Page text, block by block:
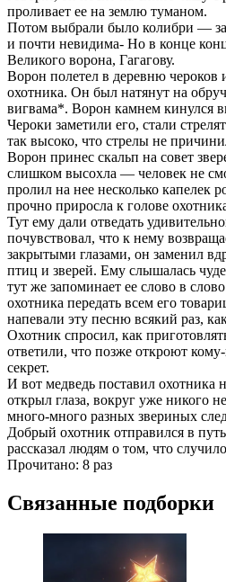
проливает ее на землю туманом.
Потом выбрали было колибри — за
и почти невидима- Но в конце
Великого ворона, Гагагову.
Ворон полетел в деревню чероков
охотника. Он был натянут на
вигвама*. Ворон камнем кинулся
Чероки заметили его, стали
так высоко, что стрелы не
Ворон принес скальп на совет
слишком высохла — человек не
пролил на нее несколько капелек
прочно приросла к голове
Тут ему дали отведать
почувствовал, что к нему
закрытыми глазами, он заменил
птиц и зверей. Ему слышалась
тут же запоминает ее слово в
охотника передать всем его
напевали эту песню всякий раз,
Охотник спросил, как
ответили, что позже откроют
секрет.
И вот медведь поставил охотника
открыл глаза, вокруг уже никого
много-много разных звериных
Добрый охотник отправился в
рассказал людям о том, что
Прочитано: 8 раз
Связанные подборки